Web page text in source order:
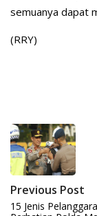
semuanya dapat
(RRY)
Previous Post
15 Jenis